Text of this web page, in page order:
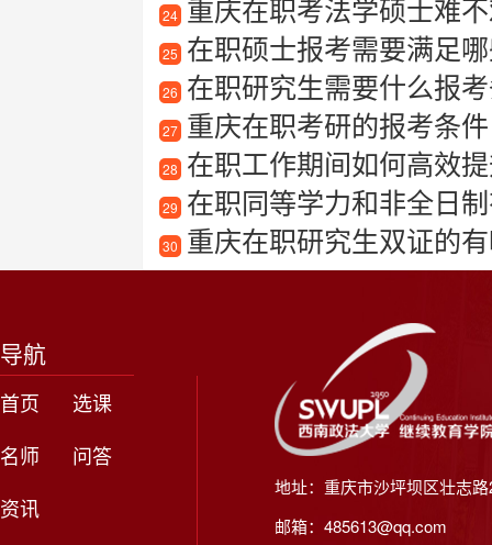
24 重庆在职考法学硕士难
25 在职硕士报考需要满足哪
26 在职研究生需要什么报
27 重庆在职考研的报考条件
28 在职工作期间如何高效
29 在职同等学力和非全日制
30 重庆在职研究生双证的
导航
首页
选课
名师
问答
资讯
地址：重庆市沙坪坝区壮志
邮箱：485613@qq.com